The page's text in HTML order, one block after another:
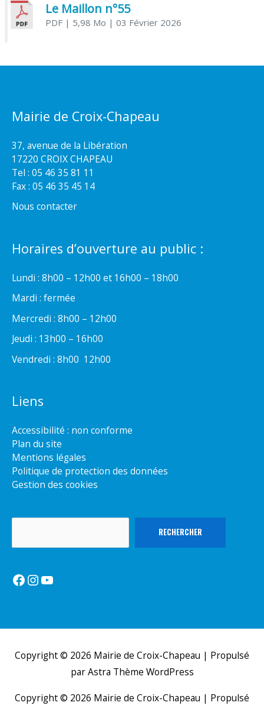
Le Maillon n°55
PDF| 5,98 Mo | 03 Février 2026
Mairie de Croix-Chapeau
37, avenue de la Libération
17220 CROIX CHAPEAU
Tel : 05 46 35 81 11
Fax : 05 46 35 45 14
Nous contacter
Horaires d’ouverture au public :
Lundi : 8h00 – 12h00 et 16h00 – 18h00
Mardi : fermée
Mercredi : 8h00 – 12h00
Jeudi : 13h00 – 16h00
Vendredi : 8h00  12h00
Liens
Accessibilité : non conforme
Plan du site
Mentions légales
Politique de protection des données
Gestion des cookies
RECHERCHER
Facebook
Instagram
YouTube
Copyright © 2026 Mairie de Croix-Chapeau | Propulsé
parAstra Thème WordPress
Copyright © 2026 Mairie de Croix-Chapeau | Propulsé